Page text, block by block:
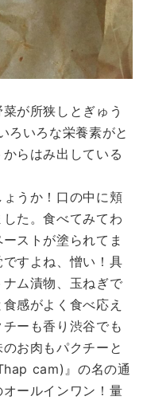
が所狭しとぎゅう
ろいろな栄養素がと
らはみ出している
うか！口の中に頬
た。食べてみてわ
ストが塗られてま
すよね、憎い！具
ム漬物、玉ねぎで
感がよく食べ応え
ーも香り渋谷でも
お肉もパクチーと
cam)』の名の通
ールインワン！量